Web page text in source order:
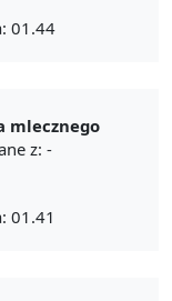
01.44
mlecznego
z: -
01.41